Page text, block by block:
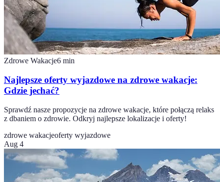
Zdrowe Wakacje6 min
Najlepsze oferty wyjazdowe na zdrowe wakacje:
Gdzie jechać?
Sprawdź nasze propozycje na zdrowe wakacje, które połączą relaks
z dbaniem o zdrowie. Odkryj najlepsze lokalizacje i oferty!
zdrowe wakacjeoferty wyjazdowe
Aug 4